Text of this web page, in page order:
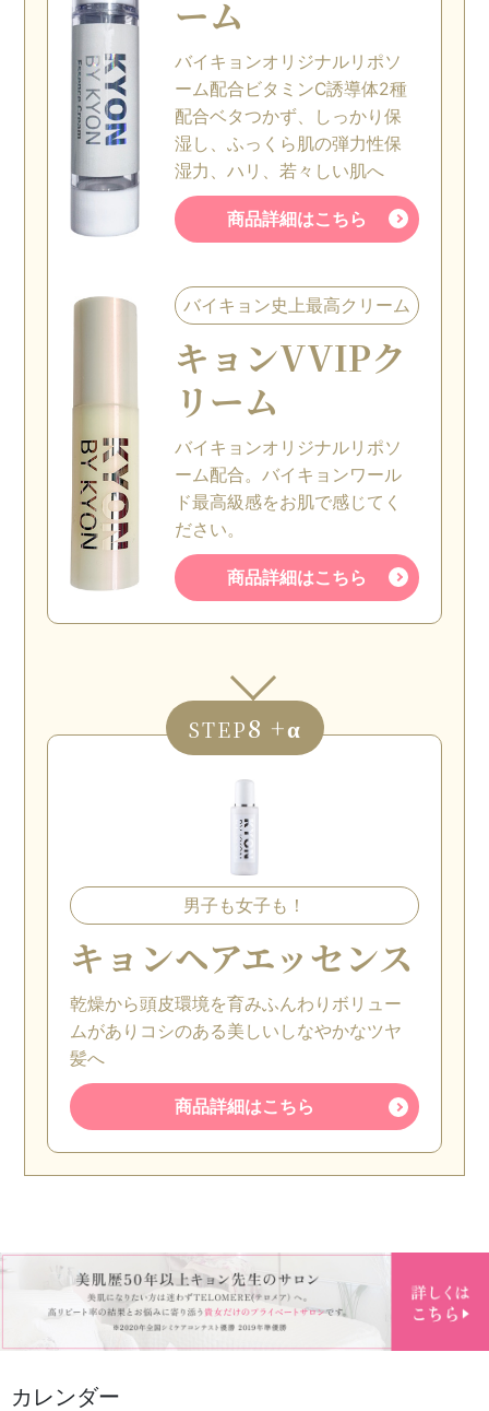
ーム
バイキョンオリジナルリポソ
ーム配合ビタミンC誘導体2種
配合ベタつかず、しっかり保
湿し、ふっくら肌の弾力性保
湿力、ハリ、若々しい肌へ
商品詳細はこちら
バイキョン史上最高クリーム
キョンVVIPク
リーム
バイキョンオリジナルリポソ
ーム配合。バイキョンワール
ド最高級感をお肌で感じてく
ださい。
商品詳細はこちら
STEP8 +α
男子も女子も！
キョンヘアエッセンス
乾燥から頭皮環境を育みふんわりボリュー
ムがありコシのある美しいしなやかなツヤ
髪へ
商品詳細はこちら
カレンダー